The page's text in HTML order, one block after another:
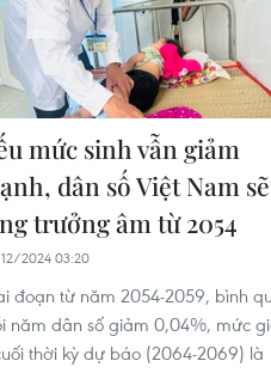
mức sinh vẫn giảm
dân số Việt Nam sẽ
trưởng âm từ 2054
2024 03:20
đoạn từ năm 2054-2059, bình
năm dân số giảm 0,04%, mức
thời kỳ dự báo (2064-2069) là